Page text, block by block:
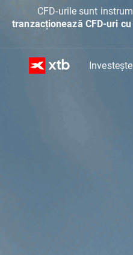
CFD-urile sunt
tranzacționează CFD-uri
Investește